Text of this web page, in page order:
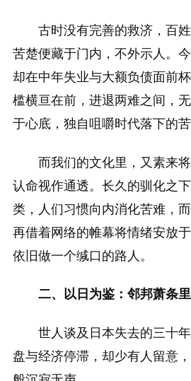
古时没有完善的救济，百
苦楚便藏于门内，不外示人。
却在中年失业与大额负债面前
槛横亘在前，进退两难之间，
于心底，独自咀嚼时代落下的苦
而我们的文化里，又素来
认命视作通透。长久的驯化之
类，人们习惯向内消化苦难，
再借着网络的帷幕将情绪安放
依旧做一个缄口的路人。
二、以日为鉴：邻邦萧条
世人谈及日本失去的三十
盘与经济停滞，却少有人留意